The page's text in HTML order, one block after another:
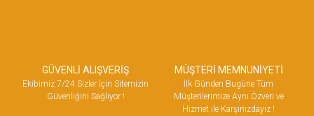
GÜVENLİ ALIŞVERİŞ
Ekibimiz 7/24 Sizler İçin Sitemizin
Güvenliğini Sağlıyor !
MÜŞTERİ MEMNUNİYETİ
İlk Günden Bugüne Tüm
Müşterilerimize Aynı Özveri ve
Hizmet ile Karşınızdayız !